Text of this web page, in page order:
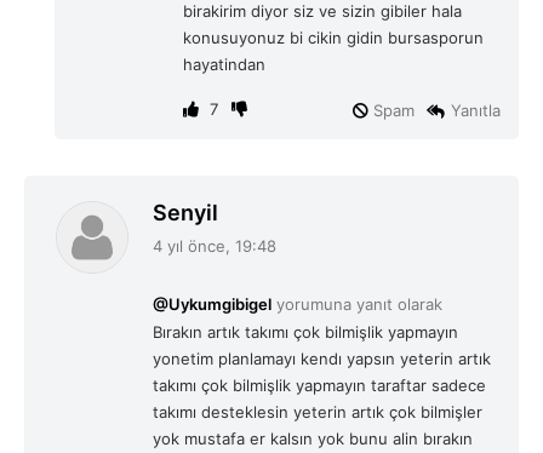
birakirim diyor siz ve sizin gibiler hala
konusuyonuz bi cikin gidin bursasporun
hayatindan
7 Yanıtla
Spam
Senyil
k
:
4 yıl önce, 19:48
@Uykumgibigel yorumuna yanıt olarak
Bırakın artık takımı çok bilmişlik yapmayın
yonetim planlamayı kendı yapsın yeterin artık
takımı çok bilmişlik yapmayın taraftar sadece
takımı desteklesin yeterin artık çok bilmişler
yok mustafa er kalsın yok bunu alin bırakın